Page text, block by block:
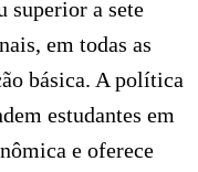
superior a sete
em todas as
básica. A política
estudantes em
e oferece